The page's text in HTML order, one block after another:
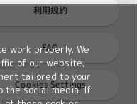
利用規約
FAQ
Cookies Settings
work properly. We
of our website,
tailored to your
the social media. If